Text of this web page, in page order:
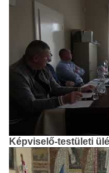
Képviselő-testületi